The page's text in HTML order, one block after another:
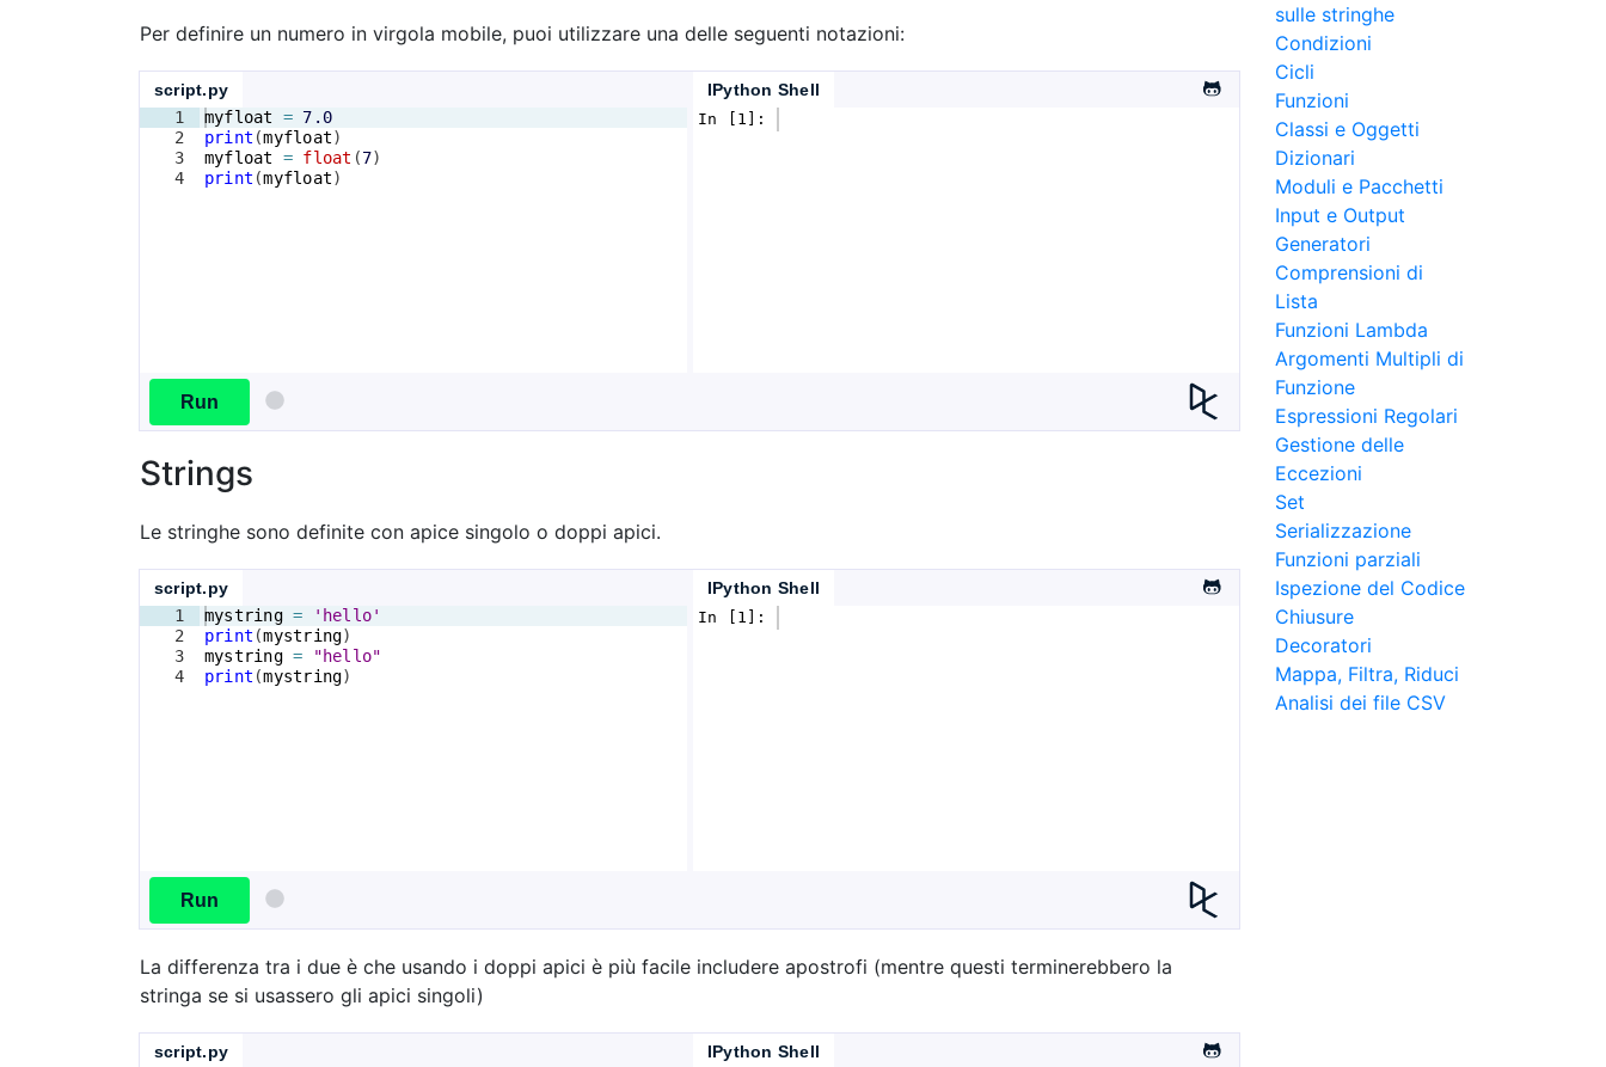
Per definire un numero in virgola mobile, puoi utilizzare una delle seguenti notazioni:
script.py
1
2
3
4
myfloat = 7.0
print (myfloat)
myfloat
= float (7)
print (myfloat)
IPython Shell
In [1]:
Run
Strings
Le stringhe sono definite con apice singolo o doppi apici.
script.py
1
2
3
4
mystring =
'hello'
print (mystring)
mystring =
"hello"
print (mystring)
IPython Shell
In [1]:
Run
La differenza tra i due è che usando i doppi apici è più facile includere apostrofi (mentre questi terminerebbero la
stringa se si usassero gli apici singoli)
script.py
IPython Shell
sulle stringhe
Condizioni
Cicli
Funzioni
Classi e Oggetti
Dizionari
Moduli e Pacchetti
Input e Output
Generatori
Comprensioni di
Lista
Funzioni Lambda
Argomenti Multipli di
Funzione
Espressioni Regolari
Gestione delle
Eccezioni
Set
Serializzazione
Funzioni parziali
Ispezione del Codice
Chiusure
Decoratori
Mappa, Filtra, Riduci
Analisi dei file CSV